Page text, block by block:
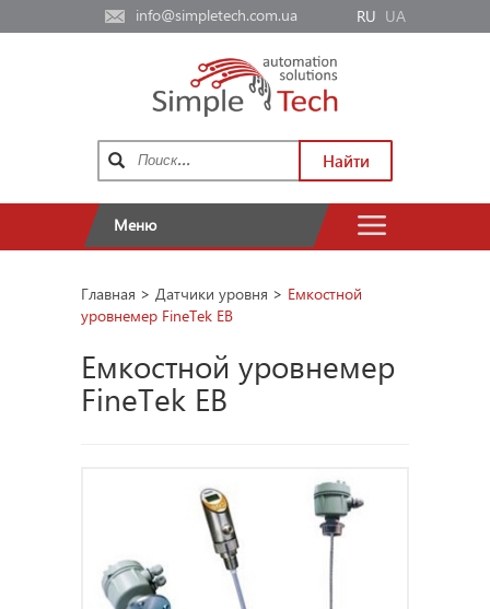
info@simpletech.com.ua RU UA
Найти
Меню
Главная > Датчики уровня > Емкостной
уровнемер FineTek EB
Емкостной уровнемер
FineTek EB